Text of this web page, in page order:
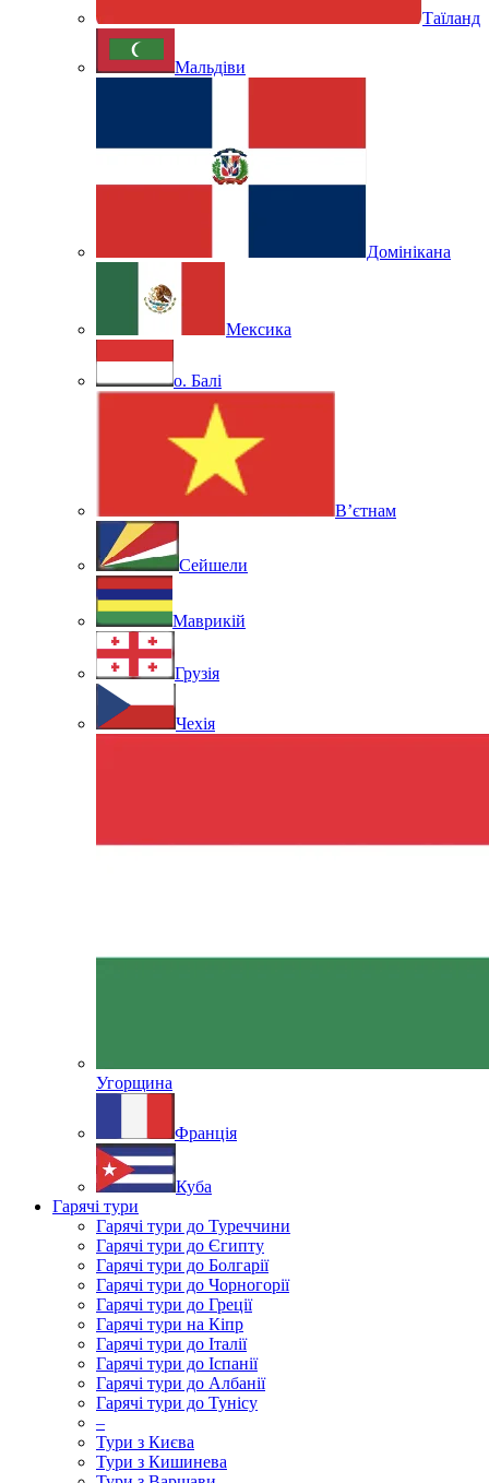
Таїланд
Мальдіви
Домінікана
Мексика
о. Балі
В’єтнам
Сейшели
Маврикій
Грузія
Чехія
Угорщина
Франція
Куба
Гарячі тури
Гарячі тури до Туреччини
Гарячі тури до Єгипту
Гарячі тури до Болгарії
Гарячі тури до Чорногорії
Гарячі тури до Греції
Гарячі тури на Кіпр
Гарячі тури до Італії
Гарячі тури до Іспанії
Гарячі тури до Албанії
Гарячі тури до Тунісу
–
Тури з Києва
Тури з Кишинева